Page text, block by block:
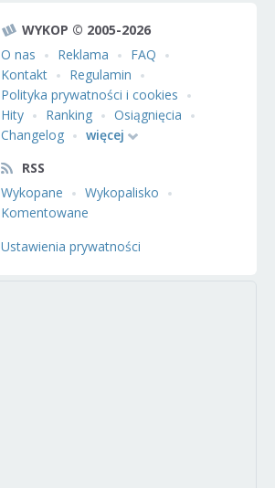
WYKOP © 2005-2026
O nas
Reklama
FAQ
Kontakt
Regulamin
Polityka prywatności i cookies
Hity
Ranking
Osiągnięcia
Changelog
więcej
RSS
Wykopane
Wykopalisko
Komentowane
Ustawienia prywatności